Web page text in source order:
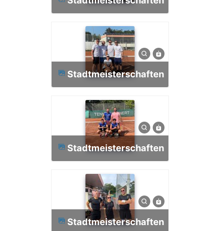
Stadtmeisterschaften
Stadtmeisterschaften
Stadtmeisterschaften